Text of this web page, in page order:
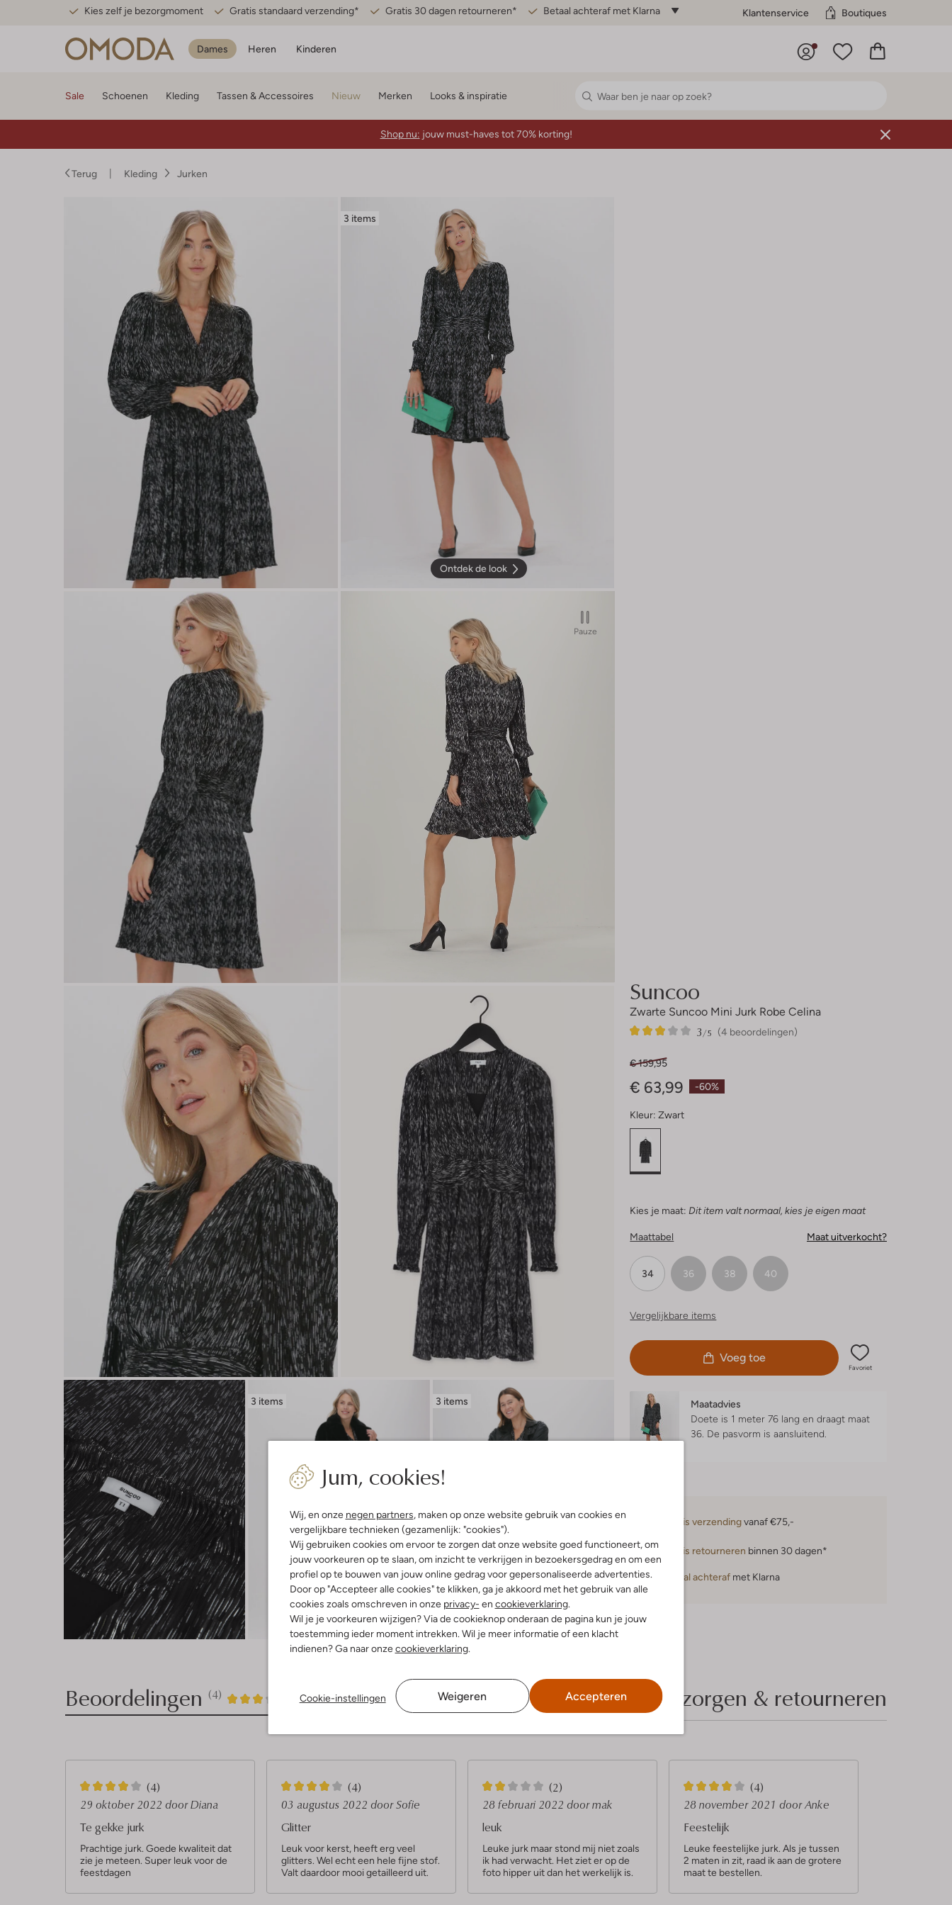
Kies zelf je bezorgmoment Gratis standaard verzending* Gratis 30 dagen retourneren* Betaal achteraf met Klarna Klantenservice Boutiques
Dames Heren Kinderen
Jum, cookies!
Wij, en onze negen partners, maken op onze website gebruik van cookies en
vergelijkbare technieken (gezamenlijk: "cookies").
Wij gebruiken cookies om ervoor te zorgen dat onze website goed functioneert, om
jouw voorkeuren op te slaan, om inzicht te verkrijgen in bezoekersgedrag en om een
profiel op te bouwen van jouw online gedrag voor gepersonaliseerde advertenties.
Door op "Accepteer alle cookies" te klikken, ga je akkoord met het gebruik van alle
cookies zoals omschreven in onze privacy- en cookieverklaring.
Wil je je voorkeuren wijzigen? Via de cookieknop onderaan de pagina kun je jouw
toestemming ieder moment intrekken. Wil je meer informatie of een klacht
indienen? Ga naar onzecookieverklaring.
Cookie-instellingen Weigeren Accepteren
Sale Schoenen Kleding Tassen & Accessoires Nieuw Merken Looks & inspiratie
Shop nu: jouw must-haves tot 70% korting!
Terug Kleding Jurken
3 items
Ontdek de look
Pauze
3 items
Ontdek de look
3 items
Ontdek de look
Suncoo
Zwarte Suncoo Mini Jurk Robe Celina
(4 beoordelingen)
3/5
4
3
-60%
€ 159,95
€ 63,99
Kleur: Zwart
Kies je maat: Dit item valt normaal, kies je eigen maat
Maattabel Maat uitverkocht?
34 36 38 40
Vergelijkbare items
Voeg toe
Favoriet
Maatadvies
Doete is 1 meter 76 lang en draagt maat
36. De pasvorm isaansluitend.
Gratis verzendingvanaf €75,-
Gratis retourneren binnen 30 dagen*
Betaal achteraf met Klarna
Product informatie
Beoordelingen (4) 3/5
4
3
Bezorgen & retourneren
4
S
t
e
r
(4)
29 oktober 2022 door Diana
Te gekke jurk
Prachtige jurk. Goede kwaliteit dat
zie je meteen. Super leuk voor de
feestdagen
4
S
t
e
r
(4)
03 augustus 2022 door Sofie
Glitter
Leuk voor kerst, heeft erg veel
glitters. Wel echt een hele fijne stof.
Valt daardoor mooi getailleerd uit.
2
S
t
e
r
(2)
28 februari 2022 door mak
leuk
Leuke jurk maar stond mij niet zoals
ik had verwacht. Het ziet er op de
foto hipper uit dan het werkelijk is.
4
S
t
e
r
(4)
28 november 2021 door Anke
Feestelijk
Leuke feestelijke jurk. Als je tussen
2 maten in zit, raad ik aan de grotere
maat te bestellen.